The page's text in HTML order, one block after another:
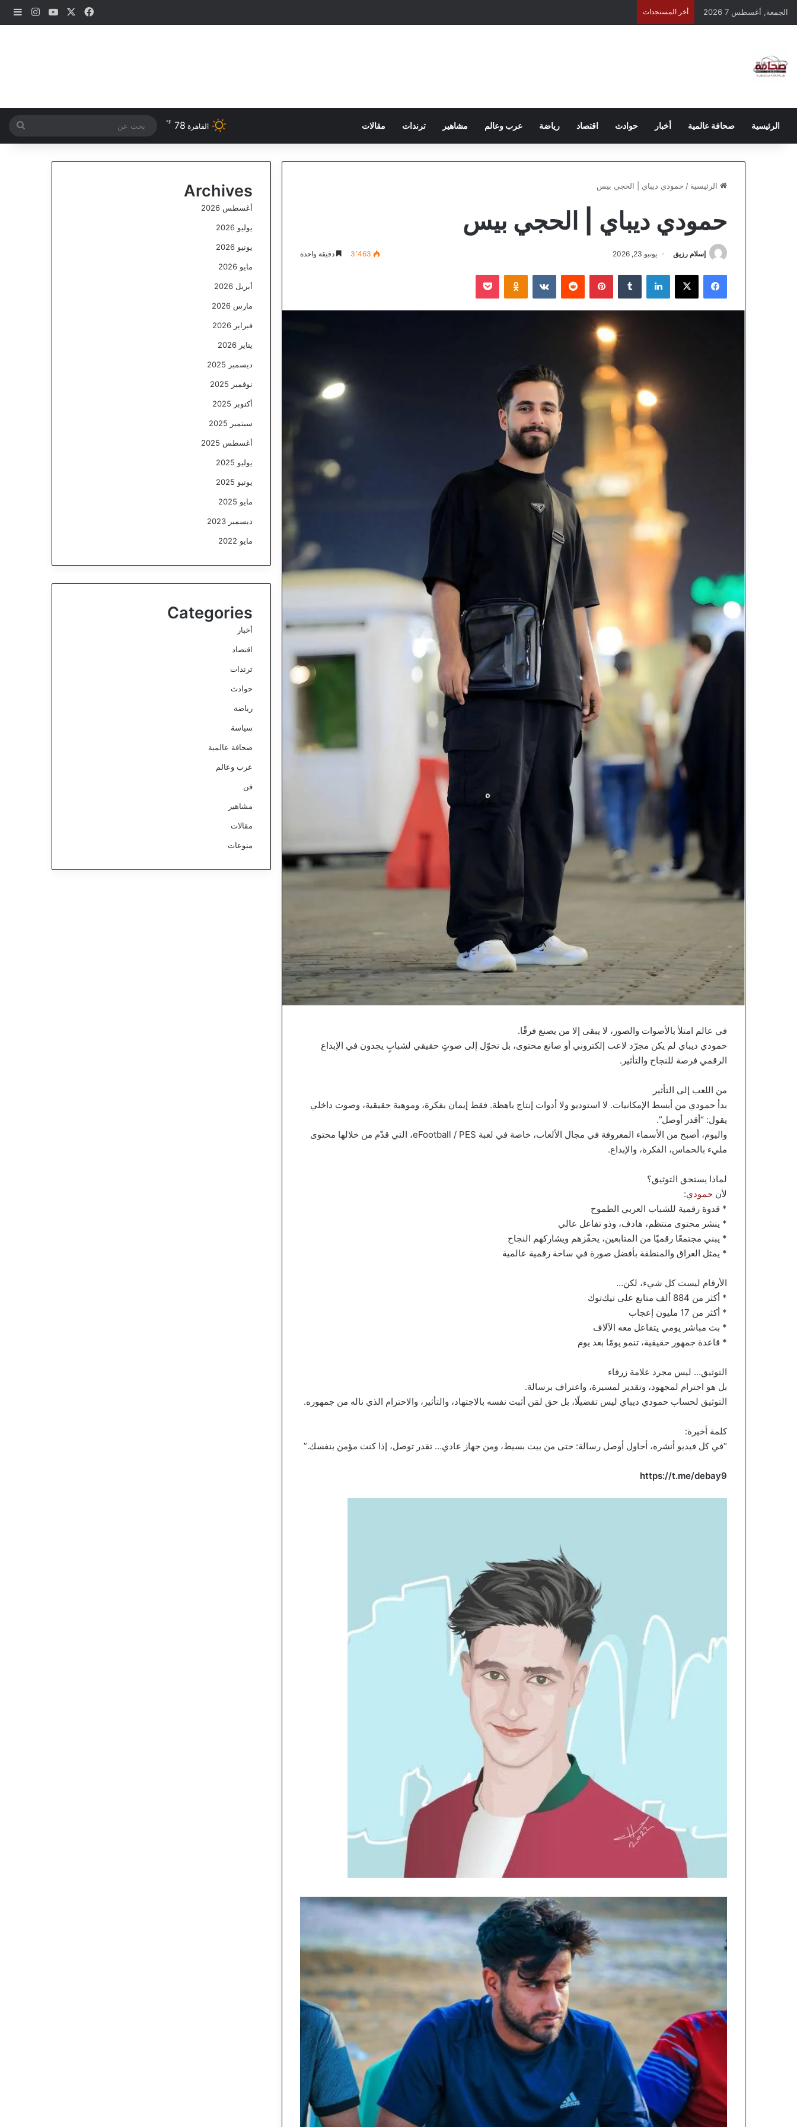
الجمعة, أغسطس 7 2026 أخر المستجدات فيسبوك ‫YouTube
الرئيسية صحافة عالمية أخبار حوادث اقتصاد رياضة عرب وعالم مشاهير ترندات مقالات القاهرة 78
℉
عن
الرئيسية / حمودي ديباي | الحجي بيس
حمودي ديباي | الحجي بيس
إسلام رزيق يونيو 23, 2026 3٬463 دقيقة واحدة
فيسبوك لينكدإن بينتيريست
في عالم امتلأ بالأصوات والصور، لا يبقى إلا من يصنع فرقًا.
حمودي ديباي لم يكن مجرّد لاعب إلكتروني أو صانع محتوى، بل تحوّل إلى صوتٍ حقيقي لشبابٍ يجدون في الإبداع
الرقمي فرصة للنجاح والتأثير.
من اللعب إلى التأثير
بدأ حمودي من أبسط الإمكانيات. لا استوديو ولا أدوات إنتاج باهظة. فقط إيمان بفكرة، وموهبة حقيقية، وصوت داخلي
يقول: “أقدر أوصل”.
واليوم، أصبح من الأسماء المعروفة في مجال الألعاب، خاصة في لعبة eFootball / PES، التي قدّم من خلالها محتوى
مليء بالحماس، الفكرة، والإبداع.
لماذا يستحق التوثيق؟
لأن حمودي:
* قدوة رقمية للشباب العربي الطموح
* ينشر محتوى منتظم، هادف، وذو تفاعل عالي
* يبني مجتمعًا رقميًا من المتابعين، يحفّزهم ويشاركهم النجاح
* يمثل العراق والمنطقة بأفضل صورة في ساحة رقمية عالمية
الأرقام ليست كل شيء، لكن…
* أكثر من 884 ألف متابع على تيك‌توك
* أكثر من 17 مليون إعجاب
* بث مباشر يومي يتفاعل معه الآلاف
* قاعدة جمهور حقيقية، تنمو يومًا بعد يوم
التوثيق… ليس مجرد علامة زرقاء
بل هو احترام لمجهود، وتقدير لمسيرة، واعتراف برسالة.
التوثيق لحساب حمودي ديباي ليس تفضيلًا، بل حق لمَن أثبت نفسه بالاجتهاد، والتأثير، والاحترام الذي ناله من جمهوره.
كلمة أخيرة:
“في كل فيديو أنشره، أحاول أوصل رسالة: حتى من بيت بسيط، ومن جهاز عادي… تقدر توصل، إذا كنت مؤمن بنفسك.”
https://t.me/debay9
Archives
أغسطس 2026
يوليو 2026
يونيو 2026
مايو 2026
أبريل 2026
مارس 2026
فبراير 2026
يناير 2026
ديسمبر 2025
نوفمبر 2025
أكتوبر 2025
سبتمبر 2025
أغسطس 2025
يوليو 2025
يونيو 2025
مايو 2025
ديسمبر 2023
مايو 2022
Categories
أخبار
اقتصاد
ترندات
حوادث
رياضة
سياسة
صحافة عالمية
عرب وعالم
فن
مشاهير
مقالات
منوعات